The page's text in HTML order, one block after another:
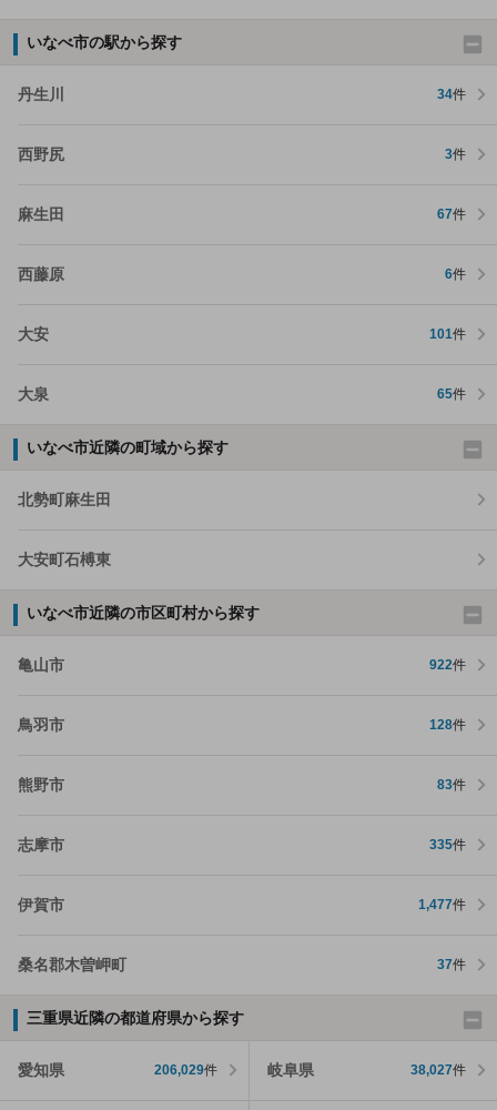
いなべ市の駅から探す
丹生川 34件
西野尻 3件
麻生田 67件
西藤原 6件
大安 101件
大泉 65件
いなべ市近隣の町域から探す
北勢町麻生田
大安町石榑東
いなべ市近隣の市区町村から探す
亀山市 922件
鳥羽市 128件
熊野市 83件
志摩市 335件
伊賀市 1,477件
桑名郡木曽岬町 37件
三重県近隣の都道府県から探す
愛知県 206,029件 岐阜県 38,027件